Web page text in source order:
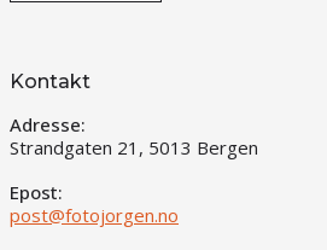
Kontakt
Adresse:
Strandgaten 21, 5013 Bergen
Epost:
post@fotojorgen.no